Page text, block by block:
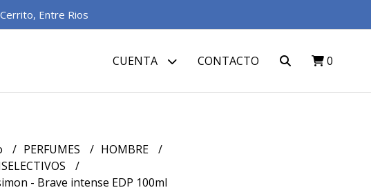
Entre Rios
CUENTA CONTACTO 0
PERFUMES
HOMBRE
- Brave intense EDP 100ml